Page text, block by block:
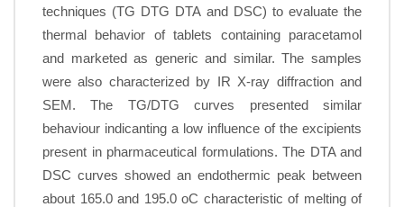
techniques (TG DTG DTA and DSC) to evaluate the
thermal behavior of tablets containing paracetamol
and marketed as generic and similar. The samples
were also characterized by IR X-ray diffraction and
SEM. The TG/DTG curves presented similar
behaviour indicanting a low influence of the excipients
present in pharmaceutical formulations. The DTA and
DSC curves showed an endothermic peak between
about 165.0 and 195.0 oC characteristic of melting of